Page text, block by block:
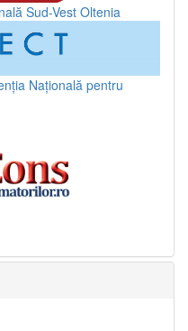
Sud-Vest Oltenia
Națională pentru